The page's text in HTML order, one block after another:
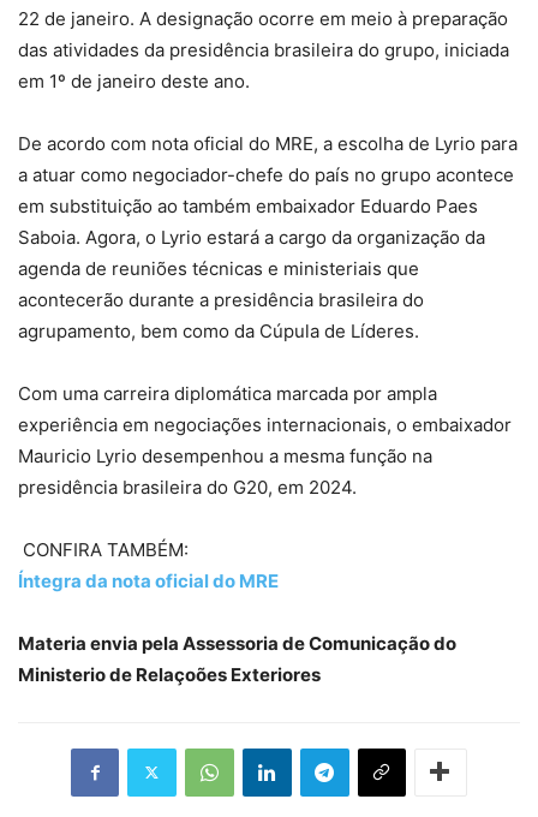
22 de janeiro. A designação ocorre em meio à preparação
das atividades da presidência brasileira do grupo, iniciada
em 1º de janeiro deste ano.
De acordo com nota oficial do MRE, a escolha de Lyrio para
a atuar como negociador-chefe do país no grupo acontece
em substituição ao também embaixador Eduardo Paes
Saboia. Agora, o Lyrio estará a cargo da organização da
agenda de reuniões técnicas e ministeriais que
acontecerão durante a presidência brasileira do
agrupamento, bem como da Cúpula de Líderes.
Com uma carreira diplomática marcada por ampla
experiência em negociações internacionais, o embaixador
Mauricio Lyrio desempenhou a mesma função na
presidência brasileira do G20, em 2024.
CONFIRA TAMBÉM:
Íntegra da nota oficial do MRE
Materia envia pela Assessoria de Comunicação do
Ministerio de Relaçoões Exteriores